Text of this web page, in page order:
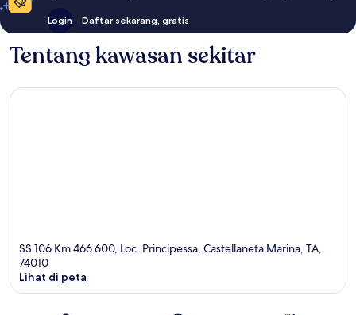
Login Daftar sekarang, gratis
Tentang kawasan sekitar
SS 106 Km 466 600, Loc. Principessa, Castellaneta Marina, TA,
74010
Lihat di peta